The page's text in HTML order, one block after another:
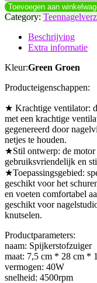
Toevoegen aan
Category:
Beschrijving
Extra informatie
Kleur:Green Groen
Producteigenschappen:
★ Krachtige ventilator:
met een krachtige
gegenereerd door
netjes te houden.
★Stil ontwerp: de motor
gebruiksvriendelijk en
★Toepassingsgebied:
geschikt voor het
en voeten comfortabel
geschikt voor
knutselen.
Productparameters:
naam: Spijkerstofzuiger
maat: 7,5 cm * 28 cm *
vermogen: 40W
snelheid: 4500rpm